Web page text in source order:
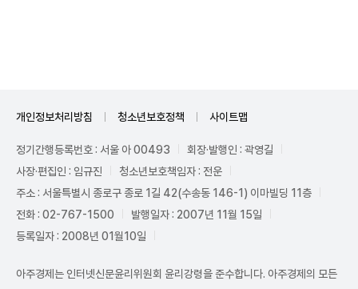
개인정보처리방침 청소년보호정책 사이트맵
정기간행등록번호 : 서울 아 00493
회장·발행인 : 곽영길
사장·편집인 : 임규진
청소년보호책임자 : 전운
주소 : 서울특별시 종로구 종로 1길 42(수송동 146-1) 이마빌딩 11층
전화 : 02-767-1500
발행일자 : 2007년 11월 15일
등록일자 : 2008년 01월10일
아주경제는 인터넷신문윤리위원회 윤리강령을 준수합니다. 아주경제의 모든